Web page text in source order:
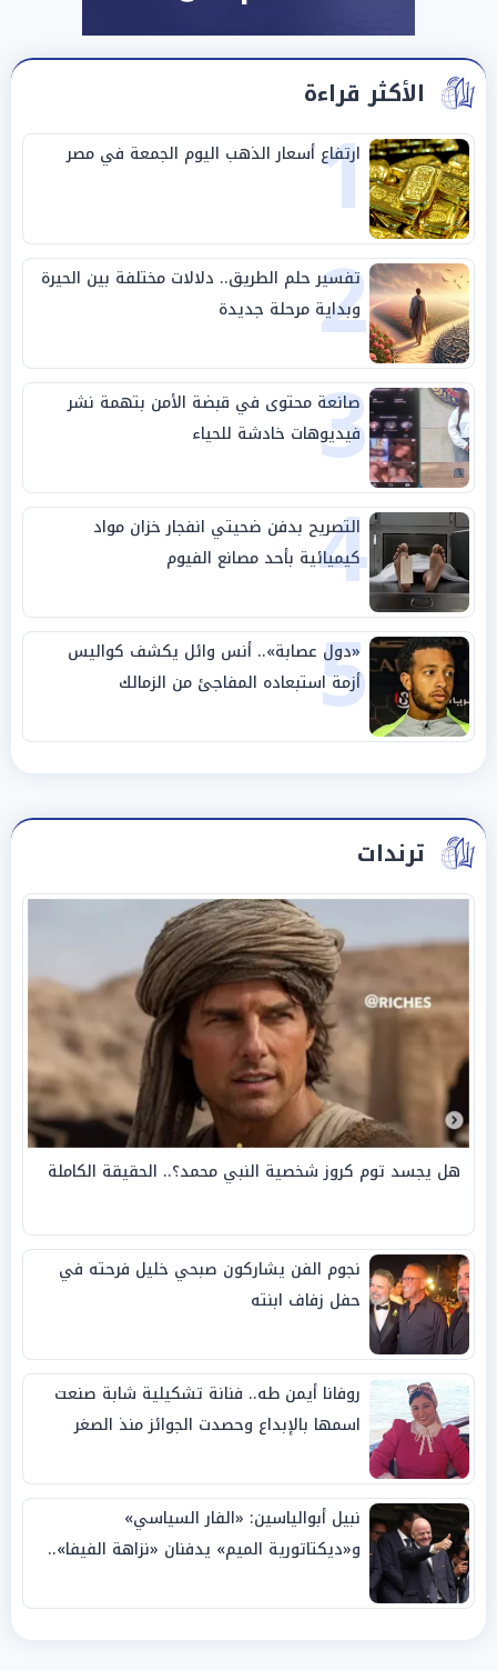
الأكثر قراءة
1
ارتفاع أسعار الذهب اليوم الجمعة في مصر
2
تفسير حلم الطريق.. دلالات مختلفة بين الحيرة
وبداية مرحلة جديدة
3
صانعة محتوى في قبضة الأمن بتهمة نشر
فيديوهات خادشة للحياء
4
التصريح بدفن ضحيتي انفجار خزان مواد
كيميائية بأحد مصانع الفيوم
5
«دول عصابة».. أنس وائل يكشف كواليس
أزمة استبعاده المفاجئ من الزمالك
ترندات
هل يجسد توم كروز شخصية النبي محمد؟.. الحقيقة الكاملة
نجوم الفن يشاركون صبحي خليل فرحته في
حفل زفاف ابنته
روفانا أيمن طه.. فنانة تشكيلية شابة صنعت
اسمها بالإبداع وحصدت الجوائز منذ الصغر
نبيل أبوالياسين: «الفار السياسي»
و«ديكتاتورية الميم» يدفنان «نزاهة الفيفا»..